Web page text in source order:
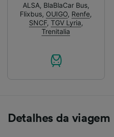
ALSA, BlaBlaCar Bus,
Flixbus, OUIGO, Renfe,
SNCF, TGV Lyria,
Trenitalia
Detalhes da viagem